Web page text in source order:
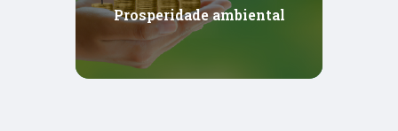
Prosperidade ambiental